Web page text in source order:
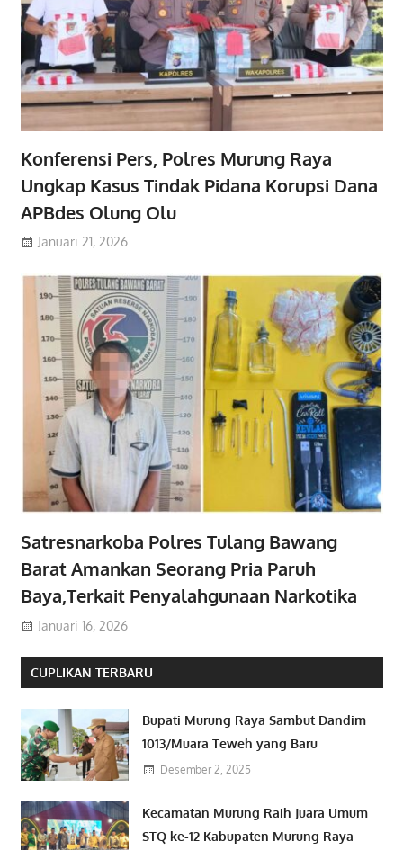
Konferensi Pers, Polres Murung Raya
Ungkap Kasus Tindak Pidana Korupsi Dana
APBdes Olung Olu
Januari 21, 2026
Satresnarkoba Polres Tulang Bawang
Barat Amankan Seorang Pria Paruh
Baya,Terkait Penyalahgunaan Narkotika
Januari 16, 2026
CUPLIKAN TERBARU
Bupati Murung Raya Sambut Dandim
1013/Muara Teweh yang Baru
Desember 2, 2025
Kecamatan Murung Raih Juara Umum
STQ ke-12 Kabupaten Murung Raya